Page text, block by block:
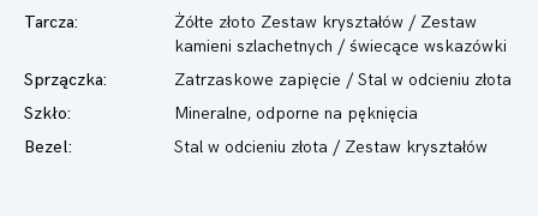
Tarcza:
Żółte złoto Zestaw kryształów / Zestaw
kamieni szlachetnych / świecące wskazówki
Sprzączka:
Zatrzaskowe zapięcie / Stal w odcieniu złota
Szkło:
Mineralne, odporne na pęknięcia
Bezel:
Stal w odcieniu złota / Zestaw kryształów